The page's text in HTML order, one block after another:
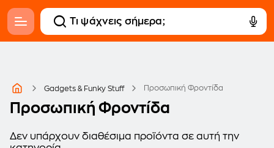
Gadgets & Funky Stuff Προσωπική Φροντίδα
Προσωπική Φροντίδα
Δεν υπάρχουν διαθέσιμα προϊόντα σε αυτή την